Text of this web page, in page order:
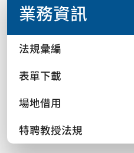
業務資訊
法規彙編
表單下載
場地借用
特聘教授法規